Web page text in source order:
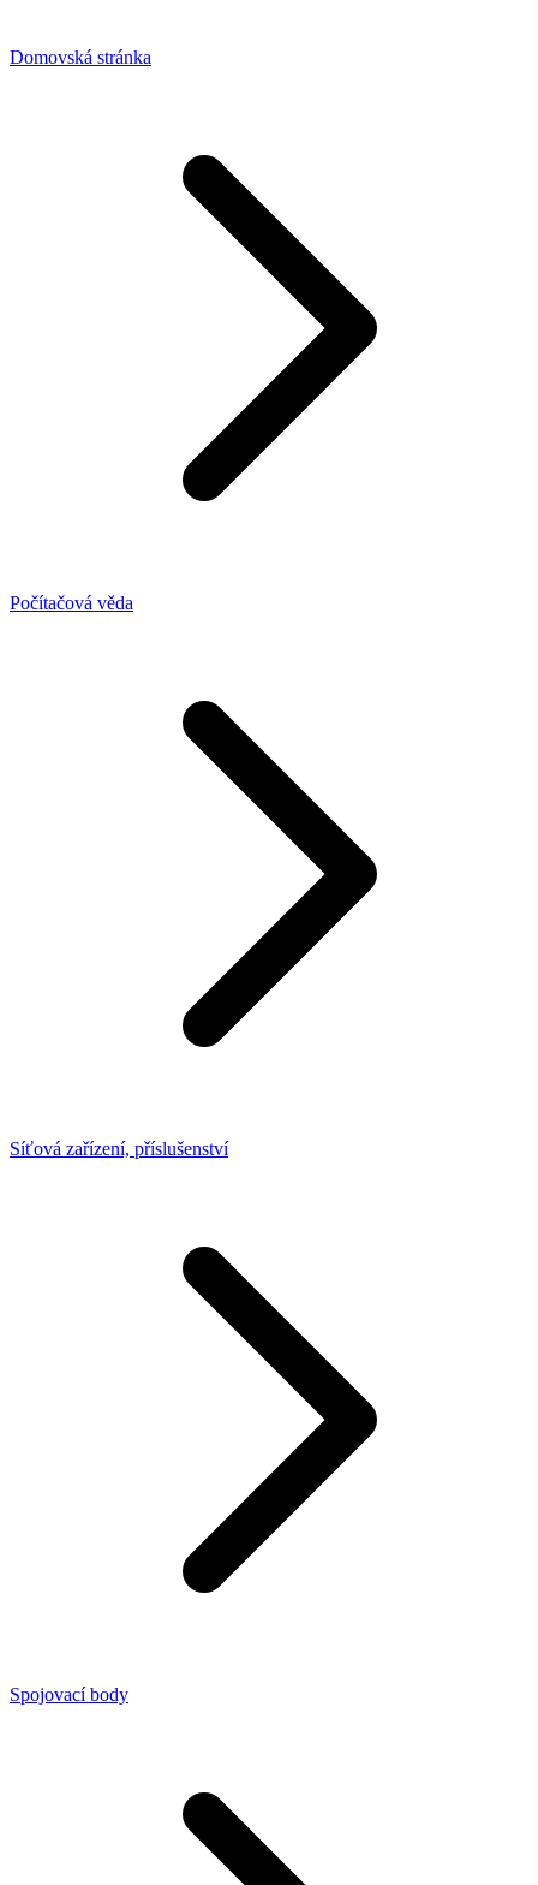
Domovská stránka
Počítačová věda
Síťová zařízení, příslušenství
Spojovací body